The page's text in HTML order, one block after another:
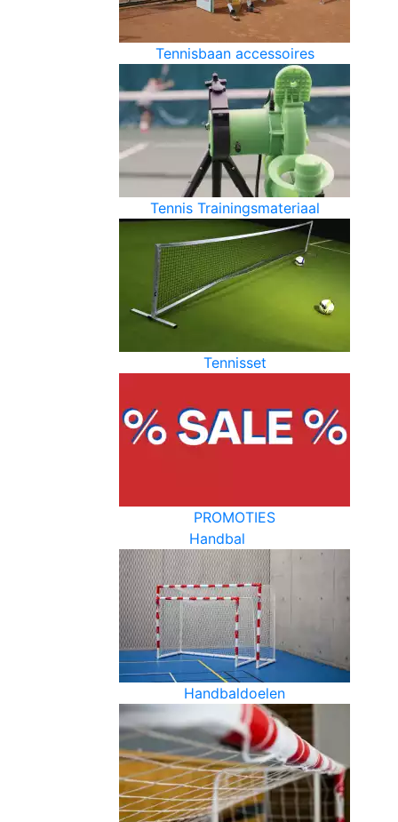
Tennisbaan accessoires
Tennis Trainingsmateriaal
Tennisset
PROMOTIES
Handbal
Handbaldoelen